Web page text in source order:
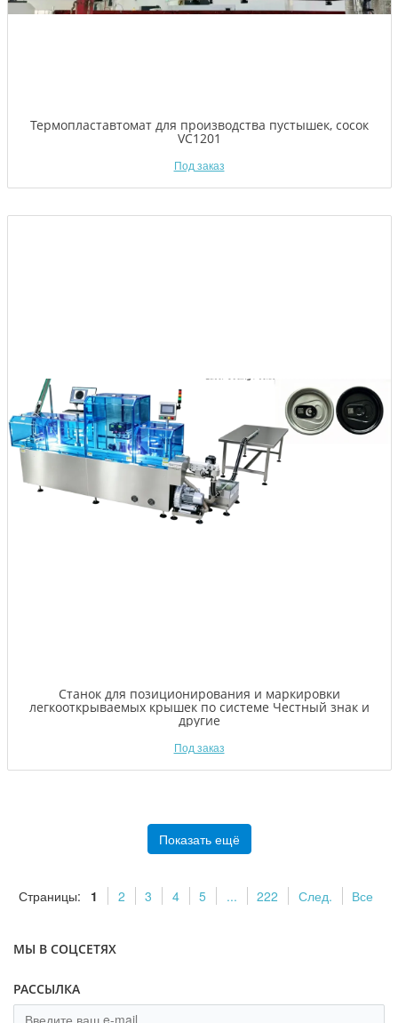
Термопластавтомат для производства пустышек, сосок
VC1201
Под заказ
Станок для позиционирования и маркировки
легкооткрываемых крышек по системе Честный знак и
другие
Под заказ
Показать ещё
Страницы: 1 2 3 4 5 ... 222 След. Все
МЫ В СОЦСЕТЯХ
РАССЫЛКА